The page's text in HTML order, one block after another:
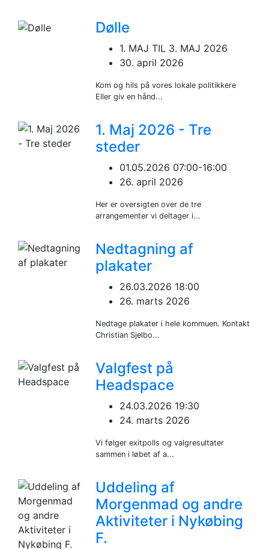
Dølle
1. MAJ TIL 3. MAJ 2026
30. april 2026
Kom og hils på vores lokale politikkere
Eller giv en hånd...
1. Maj 2026 - Tre
steder
01.05.2026 07:00-16:00
26. april 2026
Her er oversigten over de tre
arrangementer vi deltager i...
Nedtagning af
plakater
26.03.2026 18:00
26. marts 2026
Nedtage plakater i hele kommuen. Kontakt
Christian Sjelbo...
Valgfest på
Headspace
24.03.2026 19:30
24. marts 2026
Vi følger exitpolls og valgresultater
sammen i løbet af a...
Uddeling af
Morgenmad og andre
Aktiviteter i Nykøbing
F.